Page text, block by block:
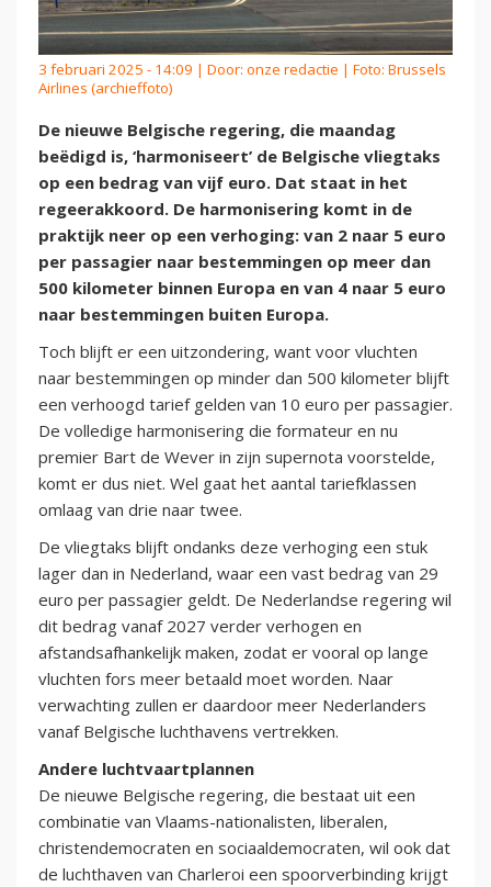
3 februari 2025 - 14:09 | Door: onze redactie | Foto: Brussels
Airlines (archieffoto)
De nieuwe Belgische regering, die maandag
beëdigd is, ‘harmoniseert’ de Belgische vliegtaks
op een bedrag van vijf euro. Dat staat in het
regeerakkoord. De harmonisering komt in de
praktijk neer op een verhoging: van 2 naar 5 euro
per passagier naar bestemmingen op meer dan
500 kilometer binnen Europa en van 4 naar 5 euro
naar bestemmingen buiten Europa.
Toch blijft er een uitzondering, want voor vluchten
naar bestemmingen op minder dan 500 kilometer blijft
een verhoogd tarief gelden van 10 euro per passagier.
De volledige harmonisering die formateur en nu
premier Bart de Wever in zijn supernota voorstelde,
komt er dus niet. Wel gaat het aantal tariefklassen
omlaag van drie naar twee.
De vliegtaks blijft ondanks deze verhoging een stuk
lager dan in Nederland, waar een vast bedrag van 29
euro per passagier geldt. De Nederlandse regering wil
dit bedrag vanaf 2027 verder verhogen en
afstandsafhankelijk maken, zodat er vooral op lange
vluchten fors meer betaald moet worden. Naar
verwachting zullen er daardoor meer Nederlanders
vanaf Belgische luchthavens vertrekken.
Andere luchtvaartplannen
De nieuwe Belgische regering, die bestaat uit een
combinatie van Vlaams-nationalisten, liberalen,
christendemocraten en sociaaldemocraten, wil ook dat
de luchthaven van Charleroi een spoorverbinding krijgt